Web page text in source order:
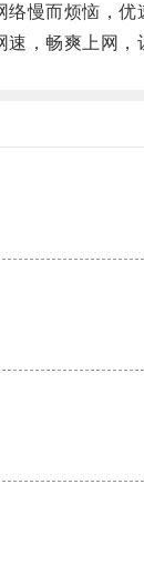
而烦恼，优
，畅爽上网，